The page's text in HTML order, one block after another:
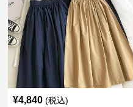
¥4,840 (税込)